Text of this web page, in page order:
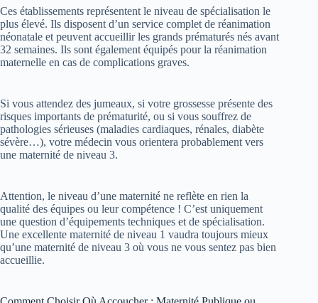
Ces établissements représentent le niveau de spécialisation le
plus élevé. Ils disposent d’un service complet de réanimation
néonatale et peuvent accueillir les grands prématurés nés avant
32 semaines. Ils sont également équipés pour la réanimation
maternelle en cas de complications graves.
Si vous attendez des jumeaux, si votre grossesse présente des
risques importants de prématurité, ou si vous souffrez de
pathologies sérieuses (maladies cardiaques, rénales, diabète
sévère…), votre médecin vous orientera probablement vers
une maternité de niveau 3.
Attention, le niveau d’une maternité ne reflète en rien la
qualité des équipes ou leur compétence ! C’est uniquement
une question d’équipements techniques et de spécialisation.
Une excellente maternité de niveau 1 vaudra toujours mieux
qu’une maternité de niveau 3 où vous ne vous sentez pas bien
accueillie.